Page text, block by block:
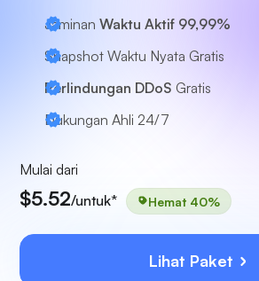
Jaminan Waktu Aktif 99,99%
Snapshot Waktu Nyata Gratis
Perlindungan DDoS Gratis
Dukungan Ahli 24/7
Mulai dari
$5.52/untuk* Hemat 40%
Lihat Paket